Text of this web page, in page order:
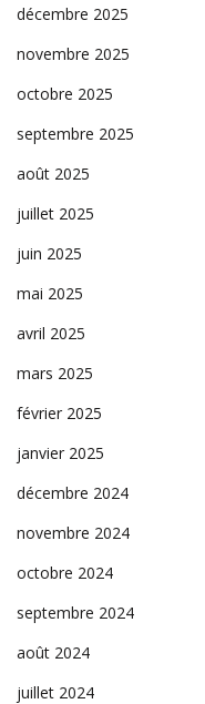
décembre 2025
novembre 2025
octobre 2025
septembre 2025
août 2025
juillet 2025
juin 2025
mai 2025
avril 2025
mars 2025
février 2025
janvier 2025
décembre 2024
novembre 2024
octobre 2024
septembre 2024
août 2024
juillet 2024